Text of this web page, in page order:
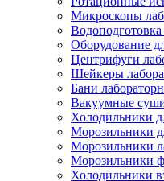
Микроскопы
Водоподготовка
Оборудование
Центрифуги
Шейкеры
Бани
Вакуумные
Холодильники
Морозильники
Морозильники
Морозильники
Холодильники